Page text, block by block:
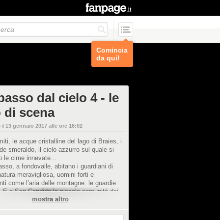
Comincia
da qui!
dal cielo 4 - le
di scena
il 13 gennaio 2017 alle ore 16:02
le acque cristalline del lago di Braies, i
smeraldo, il cielo azzurro sul quale si
le cime innevate…
a fondovalle, abitano i guardiani di
meravigliosa, uomini forti e
come l’aria delle montagne: le guardie
E a San Candido la piccola comunità dei
da oggi ha un nuovo capo: Francesco,
il posto di Pietro che, come abbiamo
serie precedente, è partito per una
mostra altro